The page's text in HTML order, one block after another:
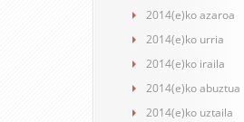
2014(e)ko azaroa
2014(e)ko urria
2014(e)ko iraila
2014(e)ko abuztua
2014(e)ko uztaila